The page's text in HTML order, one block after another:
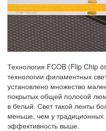
Технология FCOB (Flip Chip
технологии филаментных
установлено множество
покрытых общей полосой
в белый. Свет такой ленты
меньше, чем у
эффективность выше.